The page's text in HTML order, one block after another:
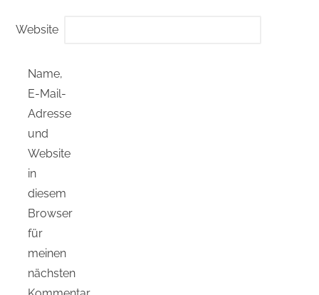
Website
Name,
E-Mail-
Adresse
und
Website
in
diesem
Browser
für
meinen
nächsten